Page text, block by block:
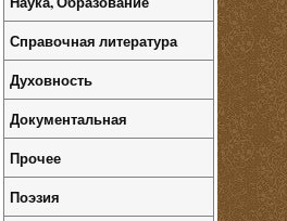
Справочная литература
Духовность
Документальная
Прочее
Поэзия